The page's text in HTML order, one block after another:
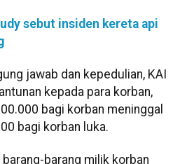
sebut insiden kereta api
jawab dan kepedulian, KAI
kepada para korban,
bagi korban meninggal
bagi korban luka.
barang milik korban